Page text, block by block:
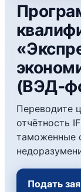
Переводите
отчётность
таможенные
Подать